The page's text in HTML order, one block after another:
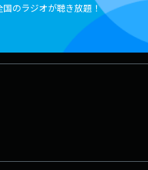
のラジオが聴き放題！